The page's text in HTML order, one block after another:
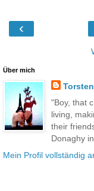
‹
Über mich
"Boy, that
living,
their
Donaghy
Mein Profil vollständig